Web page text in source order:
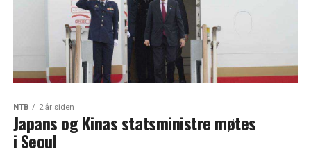
NTB 2 år siden
Japans og Kinas statsministre møtes
i Seoul